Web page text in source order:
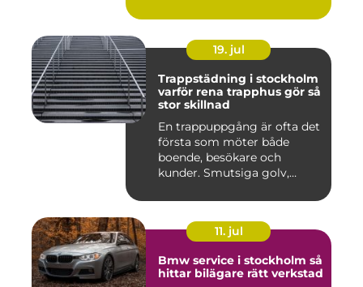
19. jul
Trappstädning i stockholm
varför rena trapphus gör så
stor skillnad
En trappuppgång är ofta det
första som möter både
boende, besökare och
kunder. Smutsiga golv,
11. jul
Bmw service i stockholm så
hittar bilägare rätt verkstad